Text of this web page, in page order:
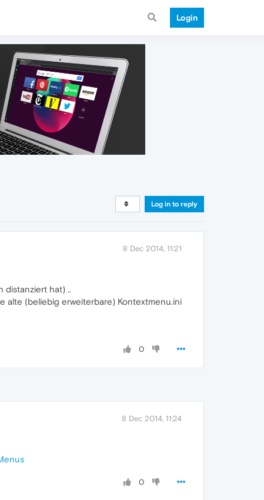
Login
Log in to reply
8 Dec 2014, 11:21
distanziert hat) ..
alte (beliebig erweiterbare) Kontextmenu.ini
0
8 Dec 2014, 11:24
0